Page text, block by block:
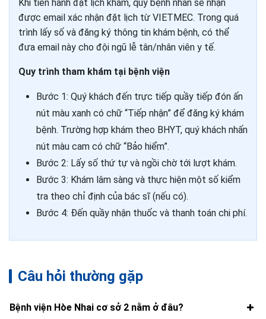
Khi tiến hành đặt lịch khám, quý bệnh nhân sẽ nhận
được email xác nhận đặt lịch từ VIETMEC. Trong quá
trình lấy số và đăng ký thông tin khám bệnh, có thể
đưa email này cho đội ngũ lễ tân/nhân viên y tế.
Quy trình tham khám tại bệnh viện
Bước 1: Quý khách đến trực tiếp quầy tiếp đón ấn
nút màu xanh có chữ “Tiếp nhận” để đăng ký khám
bệnh. Trường hợp khám theo BHYT, quý khách nhấn
nút màu cam có chữ “Bảo hiểm”.
Bước 2: Lấy số thứ tự và ngồi chờ tới lượt khám.
Bước 3: Khám lâm sàng và thực hiện một số kiểm
tra theo chỉ định của bác sĩ (nếu có).
Bước 4: Đến quầy nhận thuốc và thanh toán chi phí.
Câu hỏi thường gặp
Bệnh viện Hòe Nhai cơ sở 2 nằm ở đâu?